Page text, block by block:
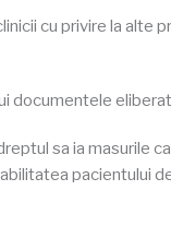
cu privire la
documentele
sa ia masurile
pacientului